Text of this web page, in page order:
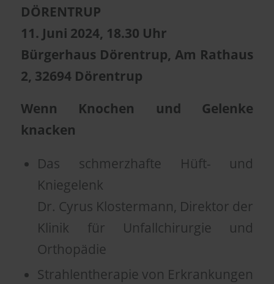
DÖRENTRUP
11. Juni 2024, 18.30 Uhr
Bürgerhaus Dörentrup, Am Rathaus
2, 32694 Dörentrup
Wenn Knochen und Gelenke
knacken
Das schmerzhafte Hüft- und
Kniegelenk
Dr. Cyrus Klostermann, Direktor der
Klinik für Unfallchirurgie und
Orthopädie
Strahlentherapie von Erkrankungen